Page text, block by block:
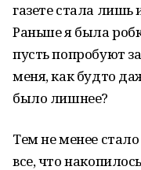
газете стала лишь
Раньше я была
пусть попробуют
меня, как будто
было лишнее?
Тем не менее
все, что